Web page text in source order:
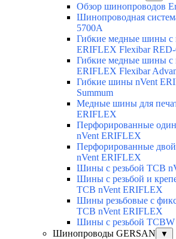
Обзор шинопроводов
Шинопроводная
5700A
Гибкие медные шины с
ERIFLEX Flexibar RED-
Гибкие медные шины с
ERIFLEX Flexibar
Гибкие шины nVent
Summum
Медные шины для
ERIFLEX
Перфорированные
nVent ERIFLEX
Перфорированные
nVent ERIFLEX
Шины с резьбой TCB
Шины с резьбой и
TCB nVent ERIFLEX
Шины резьбовые с
TCB nVent ERIFLEX
Шины с резьбой
Шинопроводы GERSAN
▼